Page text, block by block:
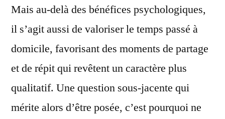
Mais au-delà des bénéfices psychologiques,
il s’agit aussi de valoriser le temps passé à
domicile, favorisant des moments de partage
et de répit qui revêtent un caractère plus
qualitatif. Une question sous-jacente qui
mérite alors d’être posée, c’est pourquoi ne